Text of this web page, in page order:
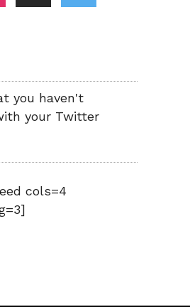
you haven't
your Twitter
cols=4